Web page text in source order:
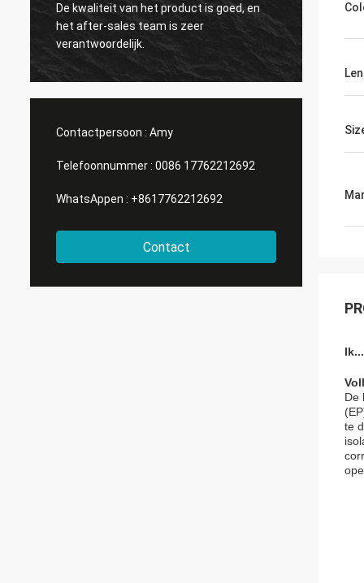
De kwaliteit van het product is goed, en
het after-sales team is zeer
verantwoordelijk.
Contactpersoon : Amy
Telefoonnummer : 0086 17762212692
WhatsAppen : +8617762212692
Contact
Ik...
De
te